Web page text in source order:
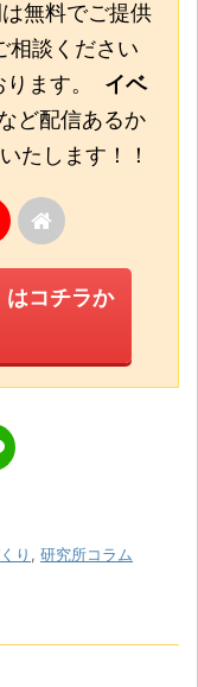
無料でご提供
相談ください
ります。 イベ
ど配信あるか
たします！！
はコチラか
り , 研究所コラム